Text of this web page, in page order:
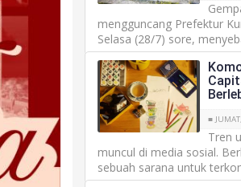
mengguncang Prefektur
Selasa (28/7) sore,
■
Tren
muncul di media sosial.
sebuah sarana untuk